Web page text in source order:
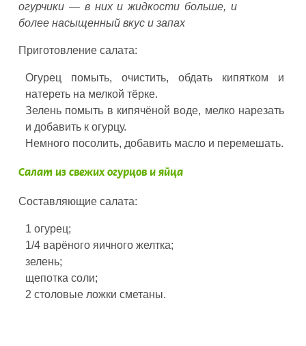
огурчики — в них и жидкости больше, и
более насыщенный вкус и запах
Приготовление салата:
Огурец помыть, очистить, обдать кипятком и
натереть на мелкой тёрке.
Зелень помыть в кипячёной воде, мелко нарезать
и добавить к огурцу.
Немного посолить, добавить масло и перемешать.
Салат из свежих огурцов и яйца
Составляющие салата:
1 огурец;
1/4 варёного яичного желтка;
зелень;
щепотка соли;
2 столовые ложки сметаны.